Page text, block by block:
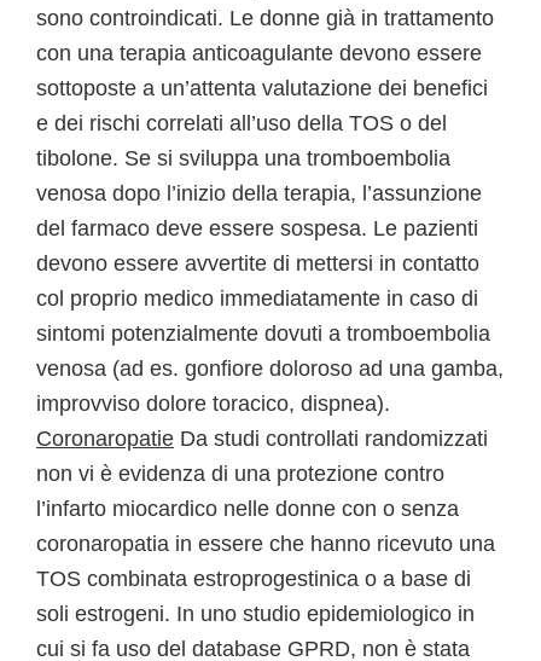
sono controindicati. Le donne già in trattamento
con una terapia anticoagulante devono essere
sottoposte a un’attenta valutazione dei benefici
e dei rischi correlati all’uso della TOS o del
tibolone. Se si sviluppa una tromboembolia
venosa dopo l’inizio della terapia, l’assunzione
del farmaco deve essere sospesa. Le pazienti
devono essere avvertite di mettersi in contatto
col proprio medico immediatamente in caso di
sintomi potenzialmente dovuti a tromboembolia
venosa (ad es. gonfiore doloroso ad una gamba,
improvviso dolore toracico, dispnea).
Coronaropatie Da studi controllati randomizzati
non vi è evidenza di una protezione contro
l’infarto miocardico nelle donne con o senza
coronaropatia in essere che hanno ricevuto una
TOS combinata estroprogestinica o a base di
soli estrogeni. In uno studio epidemiologico in
cui si fa uso del database GPRD, non è stata